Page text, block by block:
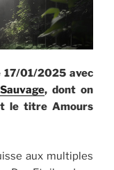
17/01/2025 avec
, dont on
le titre Amours
aux multiples